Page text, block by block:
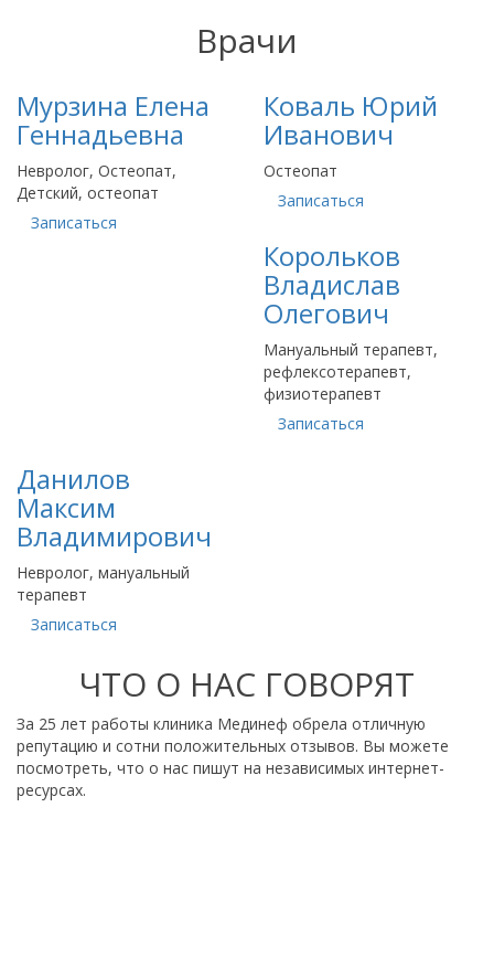
Врачи
Мурзина Елена
Геннадьевна
Невролог, Остеопат,
Детский, остеопат
Записаться
Коваль Юрий
Иванович
Остеопат
Записаться
Корольков
Владислав
Олегович
Мануальный терапевт,
рефлексотерапевт,
физиотерапевт
Записаться
Данилов
Максим
Владимирович
Невролог, мануальный
терапевт
Записаться
ЧТО О НАС ГОВОРЯТ
За 25 лет работы клиника Мединеф обрела отличную
репутацию и сотни положительных отзывов. Вы можете
посмотреть, что о нас пишут на независимых интернет-
ресурсах.